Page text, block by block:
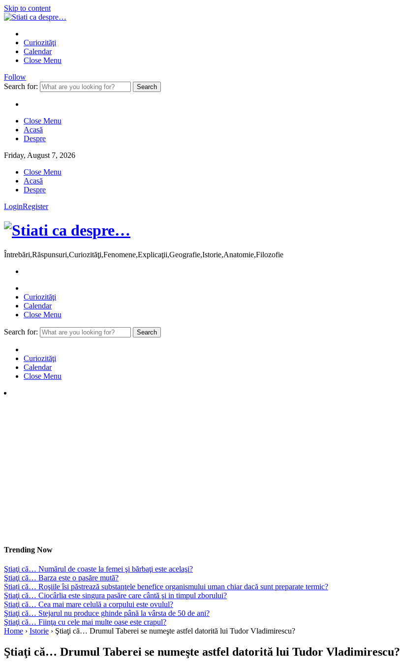
Skip to content
Curiozităţi
Calendar
Close Menu
Follow
Search for:
Close Menu
Acasă
Despre
Friday, August 7, 2026
Close Menu
Acasă
Despre
LoginRegister
Întrebări,Răspunsuri,Curiozităţi,Fenomene,Explicaţii,Geografie,Istorie,Anatomie,Filozofie
Curiozităţi
Calendar
Close Menu
Search for:
Curiozităţi
Calendar
Close Menu
Trending Now
Ştiaţi că… Numărul de coaste la femei şi bărbaţi este acelaşi?
Ştiaţi că… Barza este o pasăre mută?
Știați că… Roşiile îsi păstrează substanţele benefice organismului uman chiar dacă sunt preparate termic?
Ştiaţi că… Ciocârlia este singura pasăre care cântă şi in timpul zborului?
Știaţi că… Cea mai mare celulă a corpului este ovulul?
Ştiaţi că… Stejarul nu produce ghinde până la vârsta de 50 de ani?
Ştiaţi că… Fiinţa cu cele mai multe oase este crapul?
Home › Istorie › Ştiaţi că… Drumul Taberei se numeşte astfel datorită lui Tudor Vladimirescu?
Ştiaţi că… Drumul Taberei se numeşte astfel datorită lui Tudor Vladimirescu?